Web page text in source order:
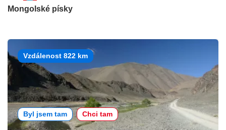
Mongolské písky
Vzdálenost 822 km
Byl jsem tam Chci tam